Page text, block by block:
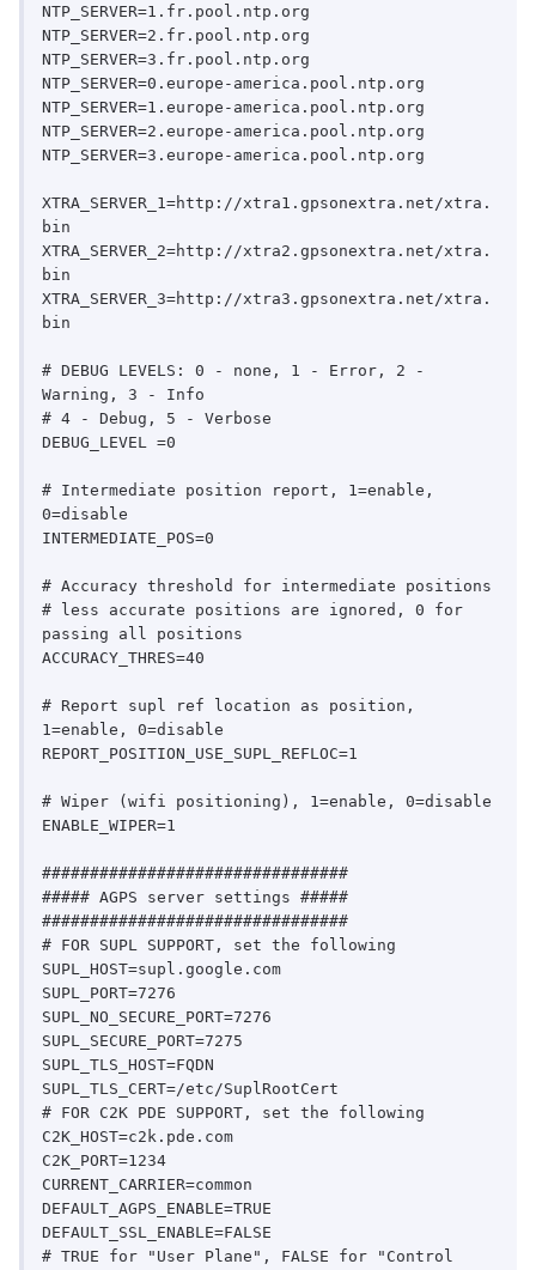
NTP_SERVER=1.fr.pool.ntp.org
NTP_SERVER=2.fr.pool.ntp.org
NTP_SERVER=3.fr.pool.ntp.org
NTP_SERVER=0.europe-america.pool.ntp.org
NTP_SERVER=1.europe-america.pool.ntp.org
NTP_SERVER=2.europe-america.pool.ntp.org
NTP_SERVER=3.europe-america.pool.ntp.org
XTRA_SERVER_1=http://xtra1.gpsonextra.net/xtra.
bin
XTRA_SERVER_2=http://xtra2.gpsonextra.net/xtra.
bin
XTRA_SERVER_3=http://xtra3.gpsonextra.net/xtra.
bin
# DEBUG LEVELS: 0 - none, 1 - Error, 2 -
Warning, 3 - Info
# 4 - Debug, 5 - Verbose
DEBUG_LEVEL =0
# Intermediate position report, 1=enable,
0=disable
INTERMEDIATE_POS=0
# Accuracy threshold for intermediate positions
# less accurate positions are ignored, 0 for
passing all positions
ACCURACY_THRES=40
# Report supl ref location as position,
1=enable, 0=disable
REPORT_POSITION_USE_SUPL_REFLOC=1
# Wiper (wifi positioning), 1=enable, 0=disable
ENABLE_WIPER=1
################################
##### AGPS server settings #####
################################
# FOR SUPL SUPPORT, set the following
SUPL_HOST=supl.google.com
SUPL_PORT=7276
SUPL_NO_SECURE_PORT=7276
SUPL_SECURE_PORT=7275
SUPL_TLS_HOST=FQDN
SUPL_TLS_CERT=/etc/SuplRootCert
# FOR C2K PDE SUPPORT, set the following
C2K_HOST=c2k.pde.com
C2K_PORT=1234
CURRENT_CARRIER=common
DEFAULT_AGPS_ENABLE=TRUE
DEFAULT_SSL_ENABLE=FALSE
# TRUE for "User Plane", FALSE for "Control